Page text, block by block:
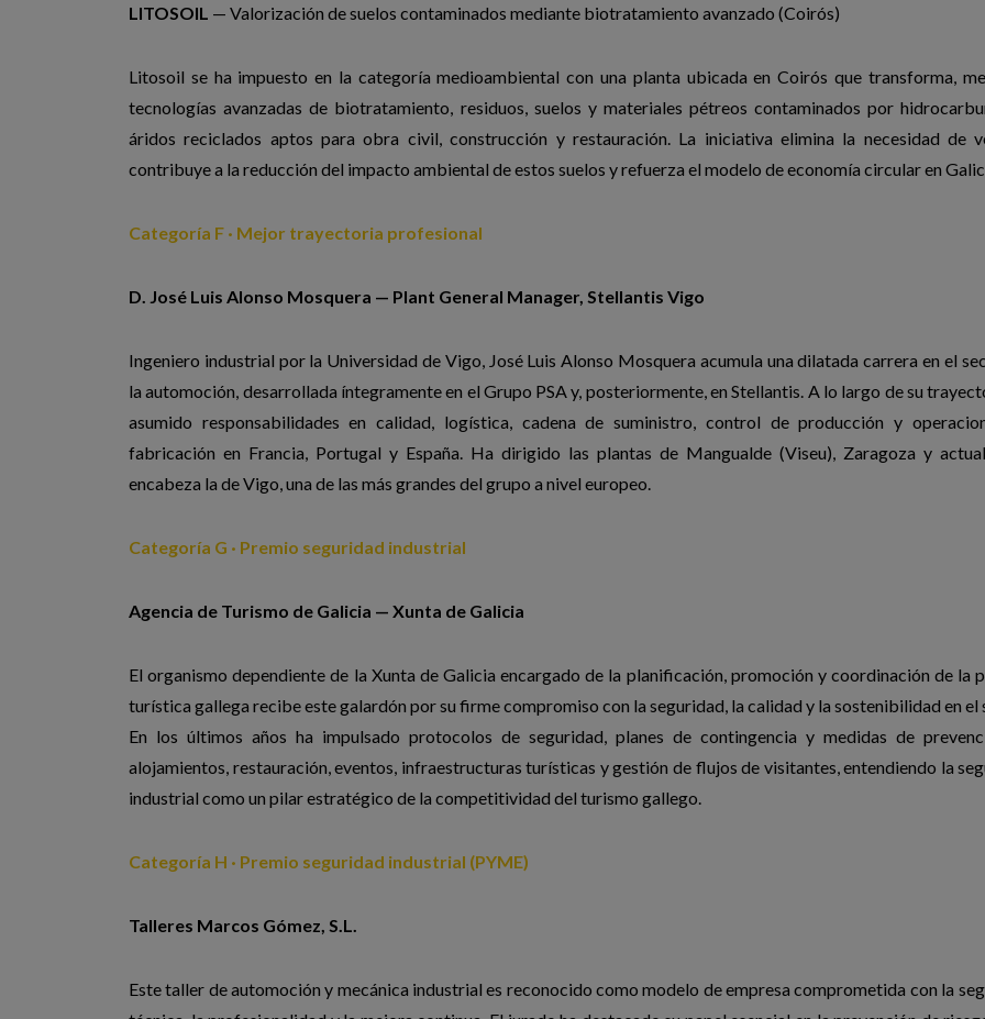
LITOSOIL — Valorización de suelos contaminados mediante biotratamiento avanzado (Coirós)
Litosoil se ha impuesto en la categoría medioambiental con una planta ubicada en Coirós que transforma,
tecnologías avanzadas de biotratamiento, residuos, suelos y materiales pétreos contaminados por
áridos reciclados aptos para obra civil, construcción y restauración. La iniciativa elimina la necesidad de
contribuye a la reducción del impacto ambiental de estos suelos y refuerza el modelo de economía circular en
Categoría F · Mejor trayectoria profesional
D. José Luis Alonso Mosquera — Plant General Manager, Stellantis Vigo
Ingeniero industrial por la Universidad de Vigo, José Luis Alonso Mosquera acumula una dilatada carrera en el
la automoción, desarrollada íntegramente en el Grupo PSA y, posteriormente, en Stellantis. A lo largo de su
asumido responsabilidades en calidad, logística, cadena de suministro, control de producción y
fabricación en Francia, Portugal y España. Ha dirigido las plantas de Mangualde (Viseu), Zaragoza y
encabeza la de Vigo, una de las más grandes del grupo a nivel europeo.
Categoría G · Premio seguridad industrial
Agencia de Turismo de Galicia — Xunta de Galicia
El organismo dependiente de la Xunta de Galicia encargado de la planificación, promoción y coordinación de la
turística gallega recibe este galardón por su firme compromiso con la seguridad, la calidad y la sostenibilidad en el
En los últimos años ha impulsado protocolos de seguridad, planes de contingencia y medidas de
alojamientos, restauración, eventos, infraestructuras turísticas y gestión de flujos de visitantes, entendiendo la
industrial como un pilar estratégico de la competitividad del turismo gallego.
Categoría H · Premio seguridad industrial (PYME)
Talleres Marcos Gómez, S.L.
Este taller de automoción y mecánica industrial es reconocido como modelo de empresa comprometida con la